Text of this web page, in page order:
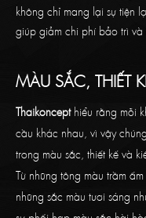
không chỉ mang lại sự tiện
giúp giảm chi phí bảo trì và
MÀU SẮC, THIẾT
Thaikoncept hiểu rằng mỗi
cầu khác nhau, vì vậy
trong màu sắc, thiết kế và
Từ những tông màu trầm
những sắc màu tươi sáng